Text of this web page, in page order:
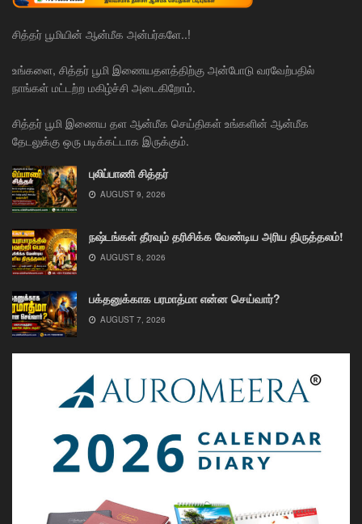
சித்தர் பூமியின் ஆன்மீக அன்பர்களே..!
உங்களை, சித்தர் பூமி இணையதளத்திற்கு அன்போடு வரவேற்பதில்
நாங்கள் மட்டற்ற மகிழ்ச்சி அடைகிறோம்.
சித்தர் பூமி இணைய தள ஆன்மீக செய்திகள் உங்களின் ஆன்மீக
தேடலுக்கு ஒரு படிக்கட்டாக இருக்கும்.
புலிப்பாணி சித்தர்
AUGUST 9, 2026
நஷ்டங்கள் தீரவும் தரிசிக்க வேண்டிய அரிய திருத்தலம்!
AUGUST 8, 2026
பக்தனுக்காக பரமாத்மா என்ன செய்வார்?
AUGUST 7, 2026